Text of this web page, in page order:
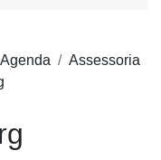
Agenda
Assessoria